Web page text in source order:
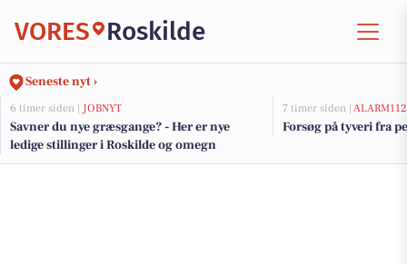
VORES Roskilde
Seneste nyt ›
6 timer siden | JOBNYT
Savner du nye græsgange? - Her er nye
ledige stillinger i Roskilde og omegn
7 timer siden | ALARM112
Forsøg på tyveri fra